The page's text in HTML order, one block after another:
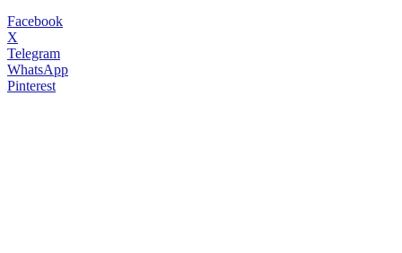
Facebook
X
Telegram
WhatsApp
Pinterest